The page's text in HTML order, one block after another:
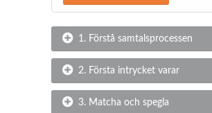
1. Förstå samtalsprocessen
2. Första intrycket varar
3. Matcha och spegla